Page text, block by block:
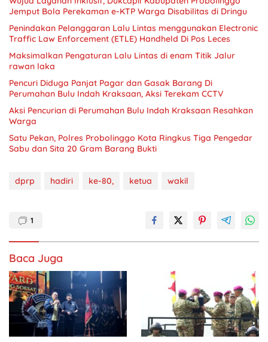
Jemput Bola Perekaman e-KTP Warga Disabilitas di Dringu
Penindakan Pelanggaran Lalu Lintas menggunakan Electronic
Traffic Law Enforcement (ETLE) Handheld Di Pos Leces
Maksimalkan Pengaturan Lalu Lintas di enam Titik Jalur
rawan laka
Pencuri Diduga Panjat Pagar dan Gasak Barang Di
Perumahan Bulu Indah Kraksaan, Aksi Terekam CCTV
Aksi Pencurian di Perumahan Bulu Indah Kraksaan Resahkan
Warga
Satu Pekan, Polres Probolinggo Kota Ringkus Tiga Pengedar
Sabu dan Sita 20 Gram Barang Bukti
dprp hadiri ke-80, ketua wakil
1
Baca Juga